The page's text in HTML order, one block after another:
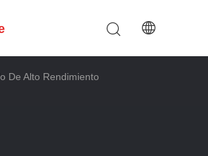
De Alto Rendimiento